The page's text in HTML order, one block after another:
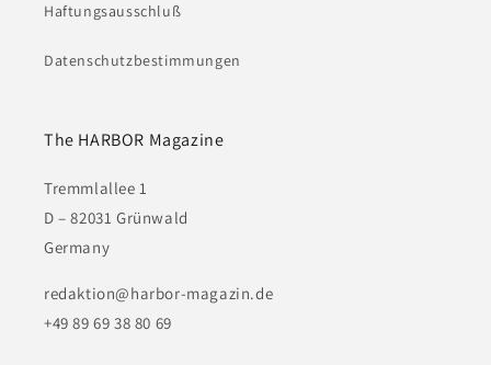
Haftungsausschluß
Datenschutzbestimmungen
The HARBOR Magazine
Tremmlallee 1
D – 82031 Grünwald
Germany
redaktion@harbor-magazin.de
+49 89 69 38 80 69